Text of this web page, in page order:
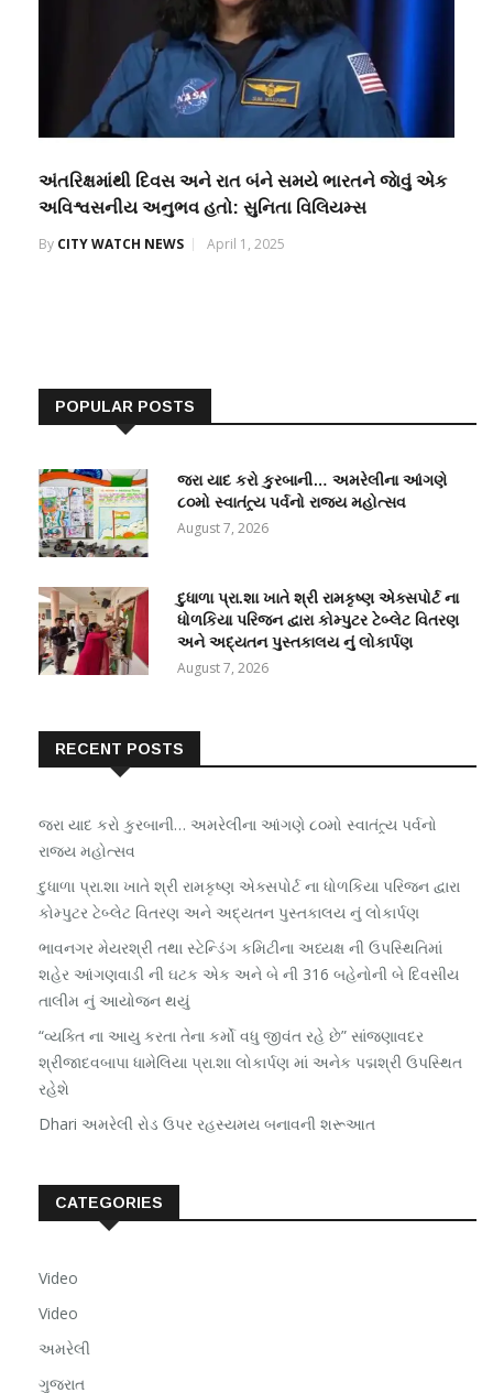
અંતરિક્ષમાંથી દિવસ અને રાત બંને સમયે ભારતને જાેવું એક
અવિશ્વસનીય અનુભવ હતો: સુનિતા વિલિયમ્સ
By CITY WATCH NEWS April 1, 2025
POPULAR POSTS
જરા યાદ કરો કુરબાની… અમરેલીના આંગણે
૮૦મો સ્વાતંત્ર્ય પર્વનો રાજ્ય મહોત્સવ
August 7, 2026
દુધાળા પ્રા.શા ખાતે શ્રી રામકૃષ્ણ એક્સપોર્ટ ના
ધોળકિયા પરિજન દ્વારા કોમ્પુટર ટેબ્લેટ વિતરણ
અને અદ્યતન પુસ્તકાલય નું લોકાર્પણ
August 7, 2026
RECENT POSTS
જરા યાદ કરો કુરબાની… અમરેલીના આંગણે ૮૦મો સ્વાતંત્ર્ય પર્વનો
રાજ્ય મહોત્સવ
દુધાળા પ્રા.શા ખાતે શ્રી રામકૃષ્ણ એક્સપોર્ટ ના ધોળકિયા પરિજન દ્વારા
કોમ્પુટર ટેબ્લેટ વિતરણ અને અદ્યતન પુસ્તકાલય નું લોકાર્પણ
ભાવનગર મેયરશ્રી તથા સ્ટેન્ડિંગ કમિટીના અધ્યક્ષ ની ઉપસ્થિતિમાં
શહેર આંગણવાડી ની ઘટક એક અને બે ની 316 બહેનોની બે દિવસીય
તાલીમ નું આયોજન થયું
“વ્યક્તિ ના આયુ કરતા તેના કર્મો વધુ જીવંત રહે છે” સાંજણાવદર
શ્રીજાદવબાપા ધામેલિયા પ્રા.શા લોકાર્પણ માં અનેક પદ્મશ્રી ઉપસ્થિત
રહેશે
Dhari અમરેલી રોડ ઉપર રહસ્યમય બનાવની શરૂઆત
CATEGORIES
Video
Video
અમરેલી
ગુજરાત